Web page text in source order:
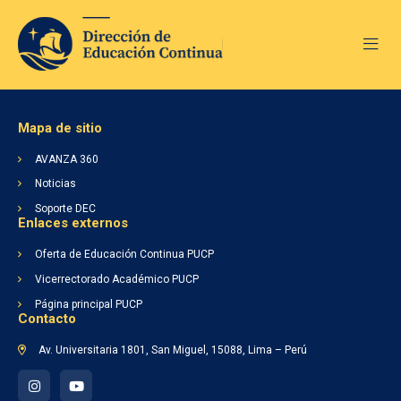
Nosotros
Soporte DEC
AVANZA 360
Noticias
Mapa de sitio
AVANZA 360
Noticias
Soporte DEC
Enlaces externos
Oferta de Educación Continua PUCP
Vicerrectorado Académico PUCP
Página principal PUCP
Contacto
Av. Universitaria 1801, San Miguel, 15088, Lima – Perú